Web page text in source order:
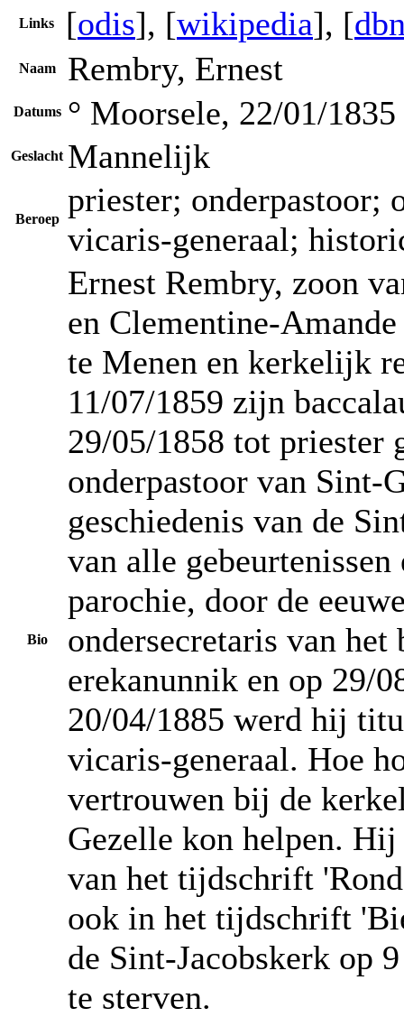
Links [odis], [wikipedia], [
Naam Rembry, Ernest
Datums ° Moorsele, 22/01/
Geslacht Mannelijk
Beroep
priester; onderpastoor;
vicaris-generaal;
Bio
Ernest Rembry, zoon
en Clementine-
te Menen en kerkelijk
11/07/1859 zijn
29/05/1858 tot priester
onderpastoor van Sint-
geschiedenis van de
van alle
parochie, door de
ondersecretaris van
erekanunnik en op 29/
20/04/1885 werd hij
vicaris-generaal. Hoe
vertrouwen bij de
Gezelle kon helpen.
van het tijdschrift
ook in het tijdschrift
de Sint-Jacobskerk op
te sterven.